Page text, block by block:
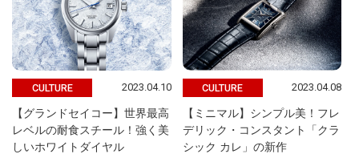
CULTURE 2023.04.10
【グランドセイコー】世界最高
レベルの耐食スチール！強く美
しいホワイトダイヤル
CULTURE 2023.04.08
【ミニマル】シンプル美！フレ
デリック・コンスタント「クラ
シック カレ」の新作